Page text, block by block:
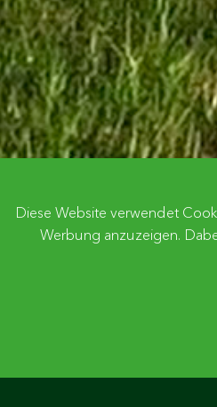
Diese Website verwendet
Werbung anzuzeigen.